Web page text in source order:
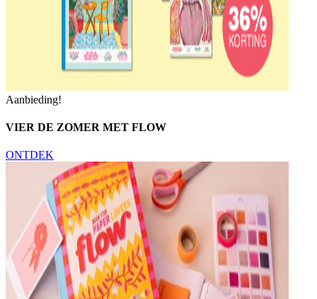
Aanbieding!
VIER DE ZOMER MET FLOW
ONTDEK